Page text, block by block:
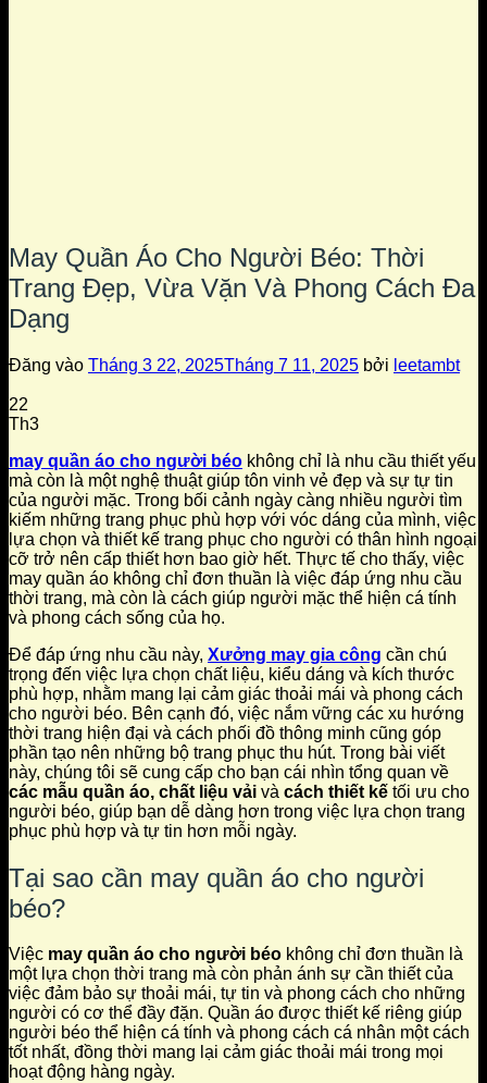
May Quần Áo Cho Người Béo: Thời
Trang Đẹp, Vừa Vặn Và Phong Cách Đa
Dạng
Đăng vào Tháng 3 22, 2025Tháng 7 11, 2025 bởi leetambt
22
Th3
may quần áo cho người béo không chỉ là nhu cầu thiết yếu
mà còn là một nghệ thuật giúp tôn vinh vẻ đẹp và sự tự tin
của người mặc. Trong bối cảnh ngày càng nhiều người tìm
kiếm những trang phục phù hợp với vóc dáng của mình, việc
lựa chọn và thiết kế trang phục cho người có thân hình ngoại
cỡ trở nên cấp thiết hơn bao giờ hết. Thực tế cho thấy, việc
may quần áo không chỉ đơn thuần là việc đáp ứng nhu cầu
thời trang, mà còn là cách giúp người mặc thể hiện cá tính
và phong cách sống của họ.
Để đáp ứng nhu cầu này, Xưởng may gia công cần chú
trọng đến việc lựa chọn chất liệu, kiểu dáng và kích thước
phù hợp, nhằm mang lại cảm giác thoải mái và phong cách
cho người béo. Bên cạnh đó, việc nắm vững các xu hướng
thời trang hiện đại và cách phối đồ thông minh cũng góp
phần tạo nên những bộ trang phục thu hút. Trong bài viết
này, chúng tôi sẽ cung cấp cho bạn cái nhìn tổng quan về
các mẫu quần áo, chất liệu vải và cách thiết kế tối ưu cho
người béo, giúp bạn dễ dàng hơn trong việc lựa chọn trang
phục phù hợp và tự tin hơn mỗi ngày.
Tại sao cần may quần áo cho người
béo?
Việc may quần áo cho người béo không chỉ đơn thuần là
một lựa chọn thời trang mà còn phản ánh sự cần thiết của
việc đảm bảo sự thoải mái, tự tin và phong cách cho những
người có cơ thể đầy đặn. Quần áo được thiết kế riêng giúp
người béo thể hiện cá tính và phong cách cá nhân một cách
tốt nhất, đồng thời mang lại cảm giác thoải mái trong mọi
hoạt động hàng ngày.